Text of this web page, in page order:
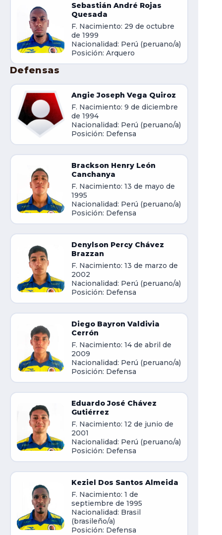
Sebastián André Rojas
Quesada
F. Nacimiento: 29 de octubre
de 1999
Nacionalidad: Perú (peruano/a)
Posición: Arquero
Defensas
Angie Joseph Vega Quiroz
F. Nacimiento: 9 de diciembre
de 1994
Nacionalidad: Perú (peruano/a)
Posición: Defensa
Brackson Henry León
Canchanya
F. Nacimiento: 13 de mayo de
1995
Nacionalidad: Perú (peruano/a)
Posición: Defensa
Denylson Percy Chávez
Brazzan
F. Nacimiento: 13 de marzo de
2002
Nacionalidad: Perú (peruano/a)
Posición: Defensa
Diego Bayron Valdivia
Cerrón
F. Nacimiento: 14 de abril de
2009
Nacionalidad: Perú (peruano/a)
Posición: Defensa
Eduardo José Chávez
Gutiérrez
F. Nacimiento: 12 de junio de
2001
Nacionalidad: Perú (peruano/a)
Posición: Defensa
Keziel Dos Santos Almeida
F. Nacimiento: 1 de
septiembre de 1995
Nacionalidad: Brasil
(brasileño/a)
Posición: Defensa